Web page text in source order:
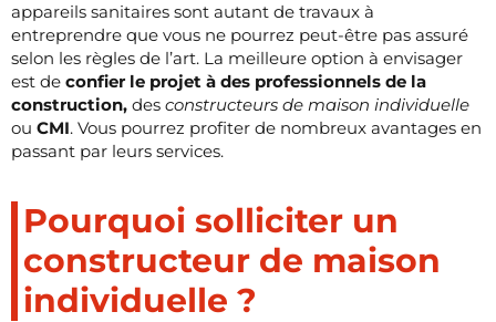
appareils sanitaires sont autant de travaux à
entreprendre que vous ne pourrez peut-être pas assuré
selon les règles de l’art. La meilleure option à envisager
est de confier le projet à des professionnels de la
construction, des constructeurs de maison individuelle
ou CMI. Vous pourrez profiter de nombreux avantages en
passant par leurs services.
Pourquoi solliciter un
constructeur de maison
individuelle ?